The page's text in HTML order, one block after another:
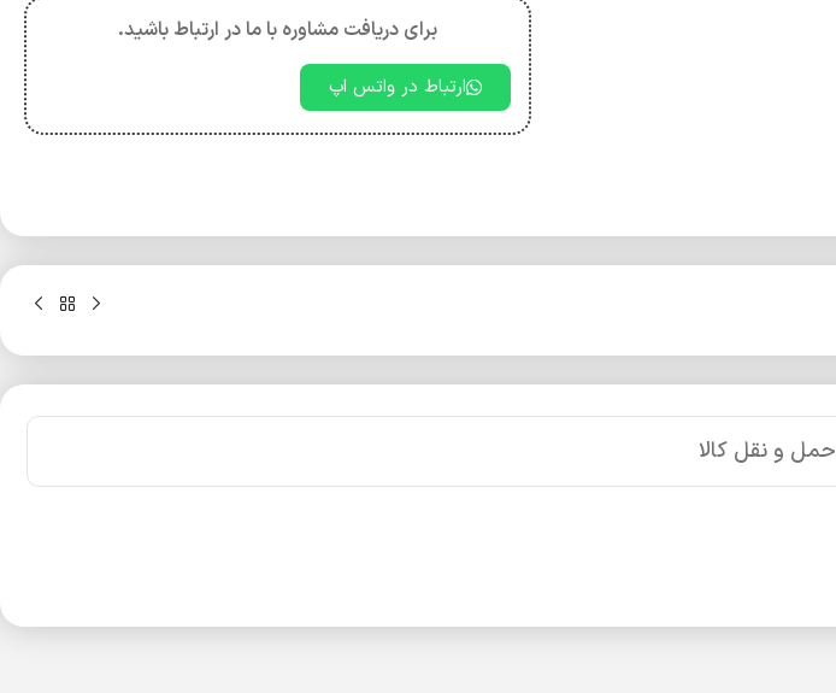
برای دریافت مشاوره با ما در ارتباط باشید.
ارتباط در واتس اپ
حمل و نقل کالا